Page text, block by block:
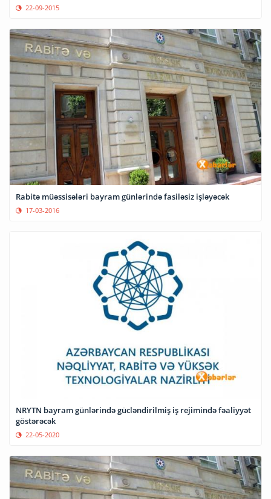
22-09-2015
Rabitə müəssisələri bayram günlərində fasiləsiz işləyəcək
17-03-2016
NRYTN bayram günlərində gücləndirilmiş iş rejimində fəaliyyət
göstərəcək
22-05-2020